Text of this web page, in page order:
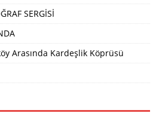
SERGİSİ
Arasında Kardeşlik Köprüsü